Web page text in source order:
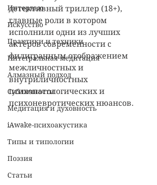
Интервью
Искусство
Практики и техники
Интегральная медитация
Алмазный подход
Субличности
Медитация и духовность
iAwake-психоакустика
Типы и типологии
Поэзия
Статьи
детективный триллер (18+),
главные роли в котором
исполнили одни из лучших
актёров современности с
филигранным отображением
межличностных и
внутриличностных
психопатологических и
психоневротических нюансов.